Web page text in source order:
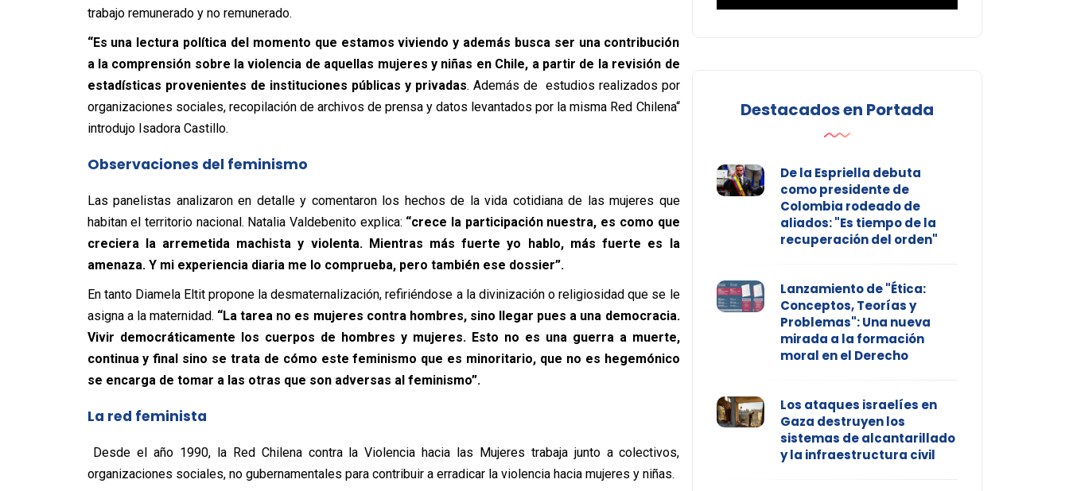
trabajo remunerado y no remunerado.
“Es una lectura política del momento que estamos viviendo y además busca ser una contribución
a la comprensión sobre la violencia de aquellas mujeres y niñas en Chile, a partir de la revisión de
estadísticas provenientes de instituciones públicas y privadas. Además de estudios realizados por
organizaciones sociales, recopilación de archivos de prensa y datos levantados por la misma Red Chilena“
introdujo Isadora Castillo.
Observaciones del feminismo
Las panelistas analizaron en detalle y comentaron los hechos de la vida cotidiana de las mujeres que
habitan el territorio nacional. Natalia Valdebenito explica: “crece la participación nuestra, es como que
creciera la arremetida machista y violenta. Mientras más fuerte yo hablo, más fuerte es la
amenaza. Y mi experiencia diaria me lo comprueba, pero también ese dossier”.
En tanto Diamela Eltit propone la desmaternalización, refiriéndose a la divinización o religiosidad que se le
asigna a la maternidad. “La tarea no es mujeres contra hombres, sino llegar pues a una democracia.
Vivir democráticamente los cuerpos de hombres y mujeres. Esto no es una guerra a muerte,
continua y final sino se trata de cómo este feminismo que es minoritario, que no es hegemónico
se encarga de tomar a las otras que son adversas al feminismo”.
La red feminista
Desde el año 1990, la Red Chilena contra la Violencia hacia las Mujeres trabaja junto a colectivos,
organizaciones sociales, no gubernamentales para contribuir a erradicar la violencia hacia mujeres y niñas.
Destacados en Portada
De la Espriella debuta
como presidente de
Colombia rodeado de
aliados: "Es tiempo de la
recuperación del orden"
Lanzamiento de "Ética:
Conceptos, Teorías y
Problemas": Una nueva
mirada a la formación
moral en el Derecho
Los ataques israelíes en
Gaza destruyen los
sistemas de alcantarillado
y la infraestructura civil